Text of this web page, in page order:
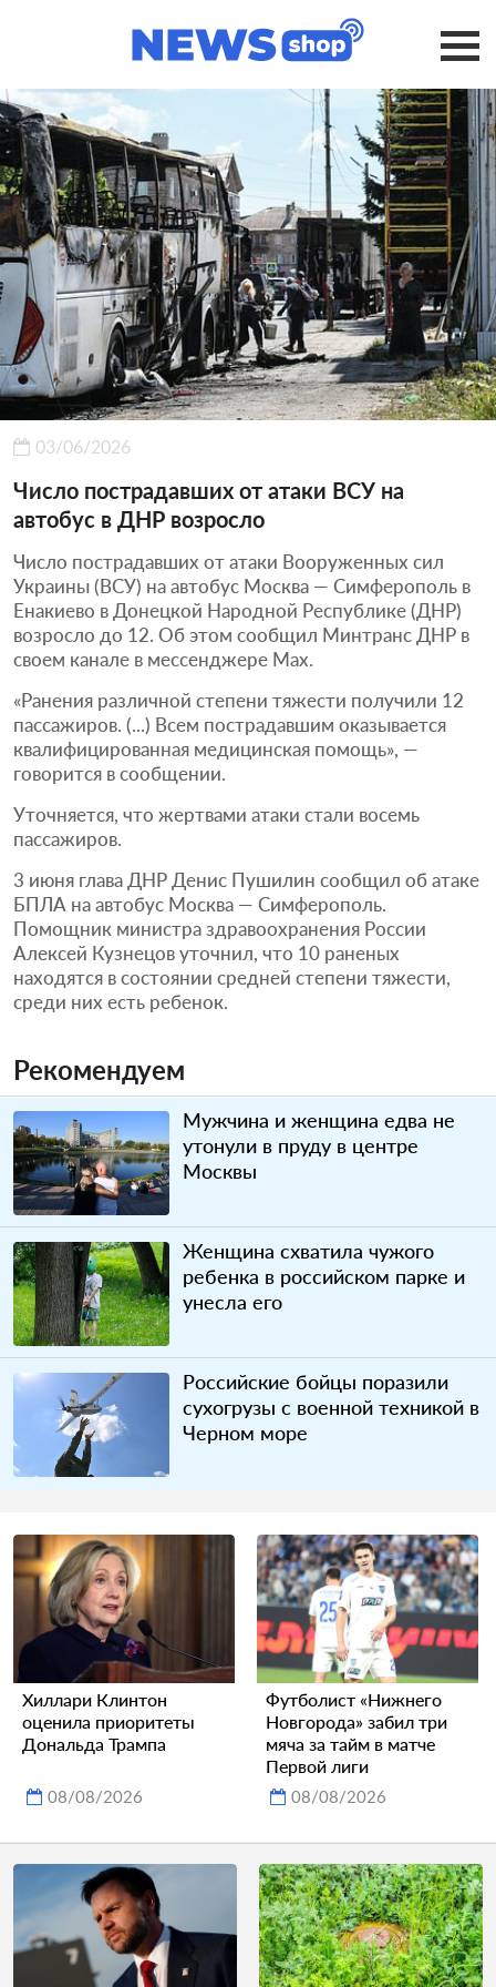
03/06/2026
Число пострадавших от атаки ВСУ на
автобус в ДНР возросло
Число пострадавших от атаки Вооруженных сил
Украины (ВСУ) на автобус Москва — Симферополь в
Енакиево в Донецкой Народной Республике (ДНР)
возросло до 12. Об этом сообщил Минтранс ДНР в
своем канале в мессенджере Max.
«Ранения различной степени тяжести получили 12
пассажиров. (...) Всем пострадавшим оказывается
квалифицированная медицинская помощь», —
говорится в сообщении.
Уточняется, что жертвами атаки стали восемь
пассажиров.
3 июня глава ДНР Денис Пушилин сообщил об атаке
БПЛА на автобус Москва — Симферополь.
Помощник министра здравоохранения России
Алексей Кузнецов уточнил, что 10 раненых
находятся в состоянии средней степени тяжести,
среди них есть ребенок.
Рекомендуем
Мужчина и женщина едва не
утонули в пруду в центре
Москвы
Женщина схватила чужого
ребенка в российском парке и
унесла его
Российские бойцы поразили
сухогрузы с военной техникой в
Черном море
Хиллари Клинтон
оценила приоритеты
Дональда Трампа
08/08/2026
Футболист «Нижнего
Новгорода» забил три
мяча за тайм в матче
Первой лиги
08/08/2026